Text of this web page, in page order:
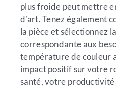
plus froide peut mettre
d’art. Tenez également
la pièce et sélectionnez
correspondante aux
température de couleur
impact positif sur votre
santé, votre